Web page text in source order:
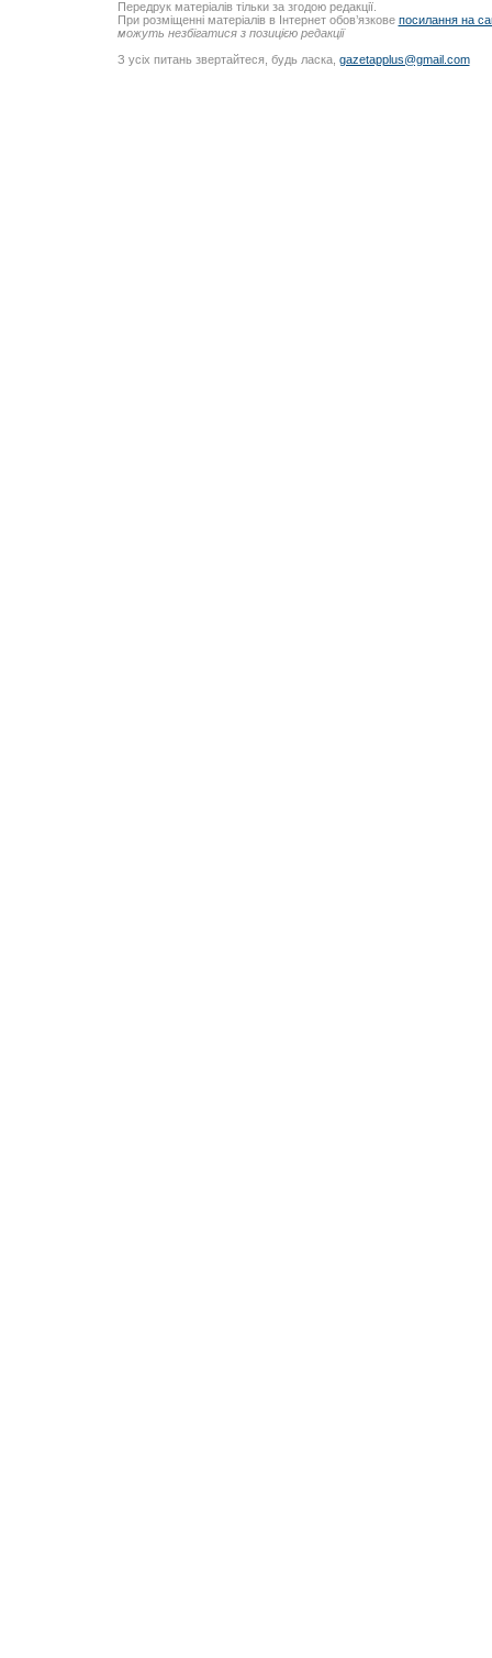
Передрук матеріалів тільки за згодою редакції.
При розміщенні матеріалів в Інтернет обов’язкове посилання на
можуть незбігатися з позицією редакції
З усіх питань звертайтеся, будь ласка, gazetapplus@gmail.com